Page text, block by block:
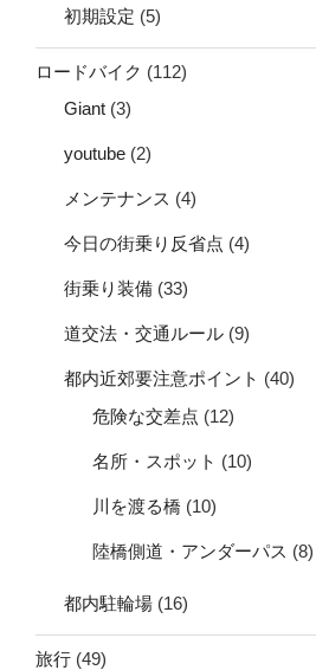
初期設定 (5)
ロードバイク (112)
Giant (3)
youtube (2)
メンテナンス (4)
今日の街乗り反省点 (4)
街乗り装備 (33)
道交法・交通ルール (9)
都内近郊要注意ポイント (40)
危険な交差点 (12)
名所・スポット (10)
川を渡る橋 (10)
陸橋側道・アンダーパス (8)
都内駐輪場 (16)
旅行 (49)